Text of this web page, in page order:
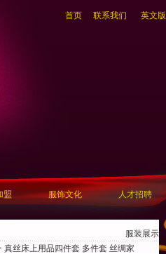
首页 联系我们 英文版
盟 服饰文化 人才招聘
服装展示
真丝床上用品四件套 多件套 丝绸家